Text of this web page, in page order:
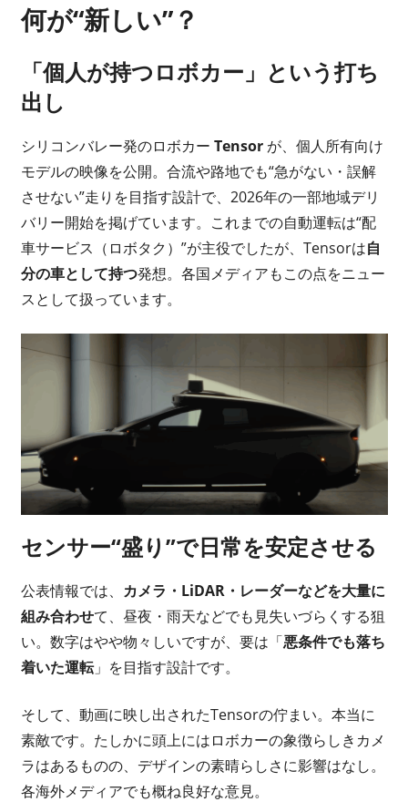
何が“新しい”？
「個人が持つロボカー」という打ち
出し
シリコンバレー発のロボカー Tensorが、個人所有向け
モデルの映像を公開。合流や路地でも“急がない・誤解
させない”走りを目指す設計で、2026年の一部地域デリ
バリー開始を掲げています。これまでの自動運転は“配
車サービス（ロボタク）”が主役でしたが、Tensorは自
分の車として持つ発想。各国メディアもこの点をニュー
スとして扱っています。
センサー“盛り”で日常を安定させる
公表情報では、 カメラ・LiDAR・レーダーなどを大量に
組み合わせて、昼夜・雨天などでも見失いづらくする狙
い。数字はやや物々しいですが、要は「悪条件でも落ち
着いた運転」を目指す設計です。
そして、動画に映し出されたTensorの佇まい。本当に
素敵です。たしかに頭上にはロボカーの象徴らしきカメ
ラはあるものの、デザインの素晴らしさに影響はなし。
各海外メディアでも概ね良好な意見。